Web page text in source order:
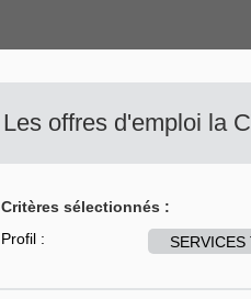
Les offres d'emploi la
Critères sélectionnés :
Profil :
SERVICES